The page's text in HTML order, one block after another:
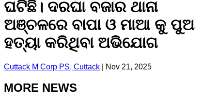
ଘଟିଛି। ଦରଘା ବଜାର ଥାନା
ଅଞ୍ଚଳରେ ବାପା ଓ ମାଆ କୁ ପୁଅ
ହତ୍ୟା କରିଥିବା ଅଭିଯୋଗ
Cuttack M Corp PS, Cuttack Nov 21, 2025
MORE NEWS